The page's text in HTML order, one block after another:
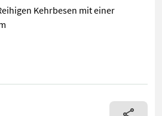
Kehrbesen mit einer
7 Reihigen Kehrbesen mit einer